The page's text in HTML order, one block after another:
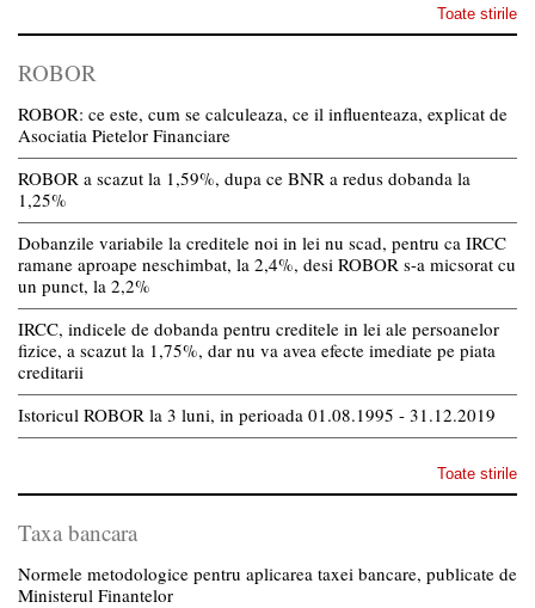
Toate stirile
ROBOR
ROBOR: ce este, cum se calculeaza, ce il influenteaza, explicat de
Asociatia Pietelor Financiare
ROBOR a scazut la 1,59%, dupa ce BNR a redus dobanda la
1,25%
Dobanzile variabile la creditele noi in lei nu scad, pentru ca IRCC
ramane aproape neschimbat, la 2,4%, desi ROBOR s-a micsorat cu
un punct, la 2,2%
IRCC, indicele de dobanda pentru creditele in lei ale persoanelor
fizice, a scazut la 1,75%, dar nu va avea efecte imediate pe piata
creditarii
Istoricul ROBOR la 3 luni, in perioada 01.08.1995 - 31.12.2019
Toate stirile
Taxa bancara
Normele metodologice pentru aplicarea taxei bancare, publicate de
Ministerul Finantelor